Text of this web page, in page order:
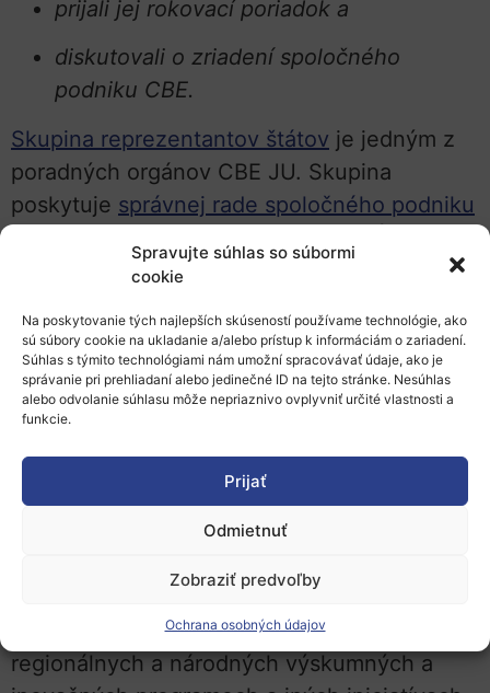
Spravujte súhlas so súbormi
cookie
Na poskytovanie tých najlepších skúseností používame technológie, ako
sú súbory cookie na ukladanie a/alebo prístup k informáciám o zariadení.
Súhlas s týmito technológiami nám umožní spracovávať údaje, ako je
správanie pri prehliadaní alebo jedinečné ID na tejto stránke. Nesúhlas
alebo odvolanie súhlasu môže nepriaznivo ovplyvniť určité vlastnosti a
funkcie.
Prijať
Odmietnuť
Zobraziť predvoľby
Ochrana osobných údajov
prijali jej rokovací poriadok a
diskutovali o zriadení spoločného
podniku CBE.
Skupina reprezentantov štátov je jedným z
poradných orgánov CBE JU. Skupina
poskytuje správnej rade spoločného podniku
pridružených krajín k operáciám spoločného
pokrok pri vykonávaní programu,
strategický výskumný a inovačný
program (SRIA),
návrh ročného pracovného plánu a
správy o činnosti CBE JU,
Skupina reprezentantov štátov
poskytuje správnej rade CBE informácie o
regionálnych a národných výskumných a